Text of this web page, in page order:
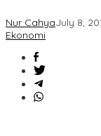
Nur CahyaJuly 8,
Ekonomi